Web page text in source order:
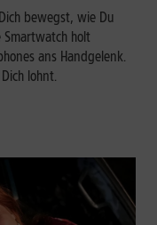
bewegst, wie Du
holt
ans Handgelenk.
lohnt.